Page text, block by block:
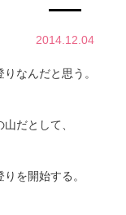
2014.12.04
なんだと思う。
だとして、
を開始する。